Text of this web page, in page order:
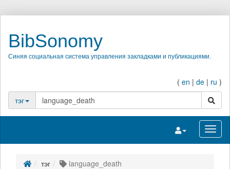
BibSonomy
Синяя социальная система управления закладками и публикациями.
( en | de | ru )
тэг
поиск
Переключить
тэг language_death